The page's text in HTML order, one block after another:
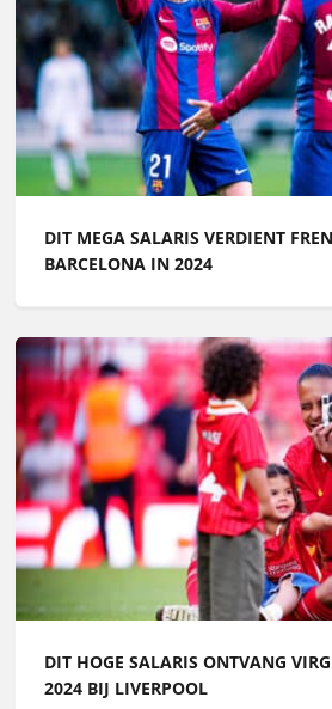
DIT MEGA SALARIS VERDIENT
BARCELONA IN 2024
DIT HOGE SALARIS ONTVANG
2024 BIJ LIVERPOOL